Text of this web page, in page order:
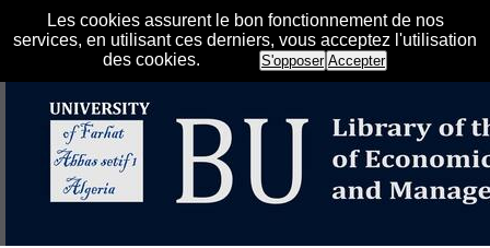
Les cookies assurent le bon fonctionnement de nos
services, en utilisant ces derniers, vous acceptez l'utilisation
des cookies.
S'opposer Accepter
الإلكتروني على الخط المباشر لمكتبة كلية